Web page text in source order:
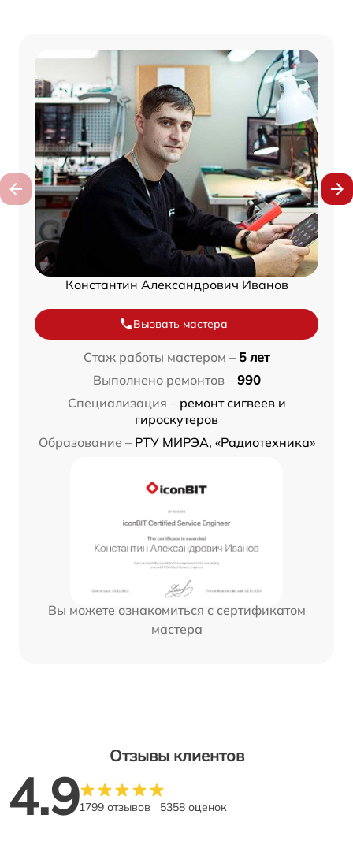
Константин Александрович Иванов
Вызвать мастера
Стаж работы мастером – 5 лет
Выполнено ремонтов – 990
Специализация – ремонт сигвеев и
гироскутеров
Образование – РТУ МИРЭА, «Радиотехника»
Вы можете ознакомиться с сертификатом
мастера
Отзывы клиентов
4.91799 отзывов 5358 оценок